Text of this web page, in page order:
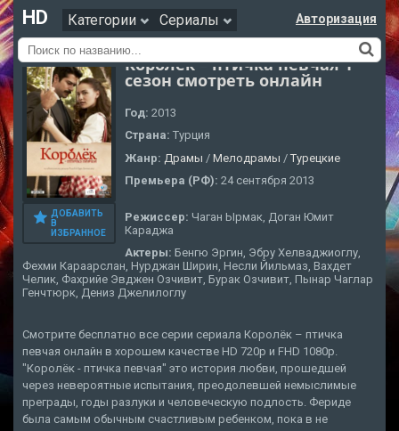
HD Категории Сериалы Авторизация
ДОБАВИТЬ
В
ИЗБРАННОЕ
Королёк – птичка певчая 1
сезон смотреть онлайн
Год: 2013
Страна: Турция
Жанр: Драмы / Мелодрамы / Турецкие
Премьера (РФ): 24 сентября 2013
Режиссер: Чаган Ырмак, Доган Юмит
Караджа
Актеры: Бенгю Эргин, Эбру Хелваджиоглу,
Фехми Караарслан, Нурджан Ширин, Несли Йильмаз, Вахдет
Челик, Фахрийе Эвджен Озчивит, Бурак Озчивит, Пынар Чаглар
Генчтюрк, Дениз Джелилоглу
Смотрите бесплатно все серии сериала Королёк – птичка
певчая онлайн в хорошем качестве HD 720p и FHD 1080p.
"Королёк - птичка певчая" это история любви, прошедшей
через невероятные испытания, преодолевшей немыслимые
преграды, годы разлуки и человеческую подлость. Фериде
была самым обычным счастливым ребенком, пока в не